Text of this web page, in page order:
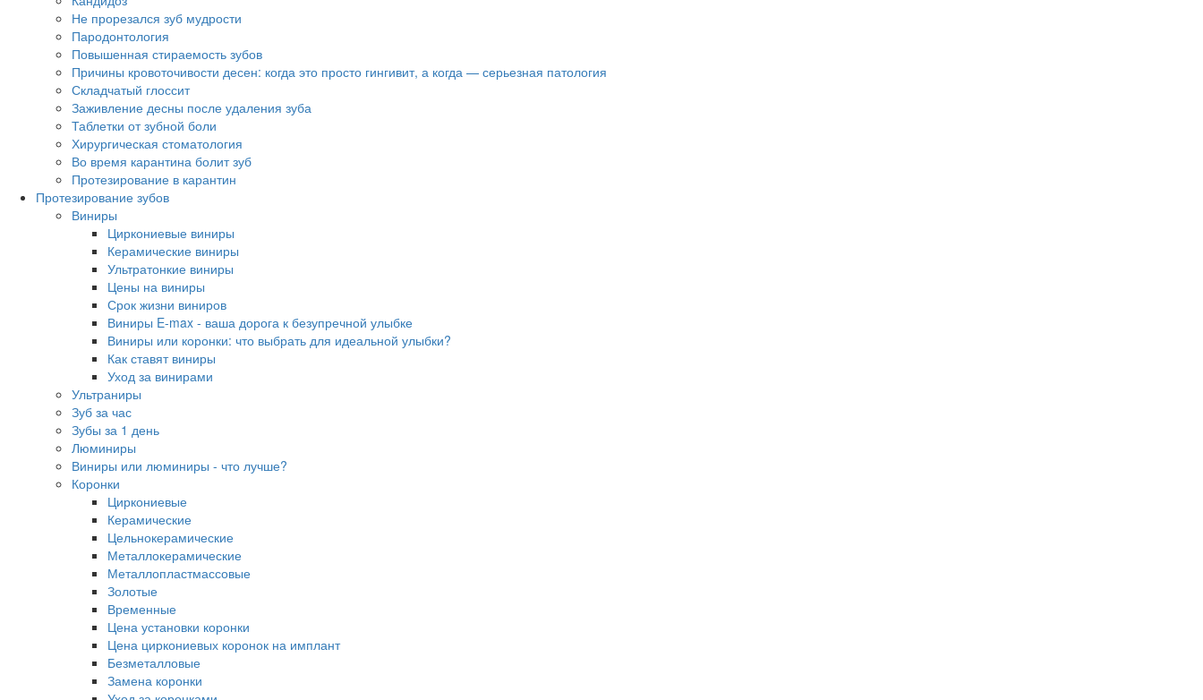
Не прорезался зуб мудрости
Пародонтология
Повышенная стираемость зубов
Причины кровоточивости десен: когда это просто гингивит, а когда — серьезная патология
Складчатый глоссит
Заживление десны после удаления зуба
Таблетки от зубной боли
Хирургическая стоматология
Во время карантина болит зуб
Протезирование в карантин
Протезирование зубов
Виниры
Циркониевые виниры
Керамические виниры
Ультратонкие виниры
Цены на виниры
Срок жизни виниров
Виниры E-max - ваша дорога к безупречной улыбке
Виниры или коронки: что выбрать для идеальной улыбки?
Как ставят виниры
Уход за винирами
Ультраниры
Зуб за час
Зубы за 1 день
Люминиры
Виниры или люминиры - что лучше?
Коронки
Циркониевые
Керамические
Цельнокерамические
Металлокерамические
Металлопластмассовые
Золотые
Временные
Цена установки коронки
Цена циркониевых коронок на имплант
Безметалловые
Замена коронки